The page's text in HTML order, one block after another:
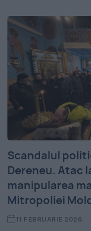
Scandalul
Dereneu. Atac
manipularea
Mitropoliei
11 FEBRUARIE 2026